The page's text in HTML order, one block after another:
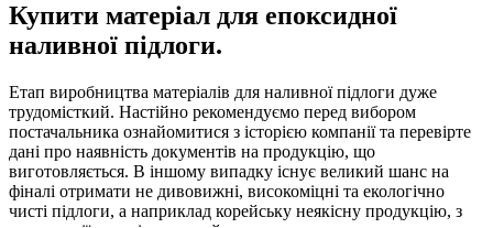
Купити матеріал для епоксидної
наливної підлоги.
Етап виробництва матеріалів для наливної підлоги дуже
трудомісткий. Настійно рекомендуємо перед вибором
постачальника ознайомитися з історією компанії та перевірте
дані про наявність документів на продукцію, що
виготовляється. В іншому випадку існує великий шанс на
фіналі отримати не дивовижні, високоміцні та екологічно
чисті підлоги, а наприклад корейську неякісну продукцію, з